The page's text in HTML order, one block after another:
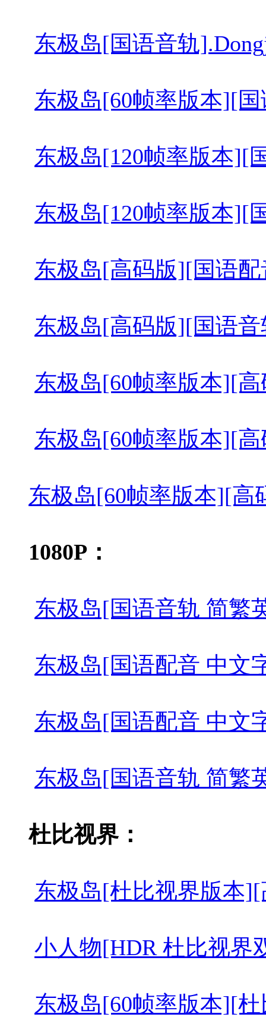
东极岛[国语音轨
东极岛[60帧率版本][国
东极岛[120帧率版本][
东极岛[120帧率版本][
东极岛[高码版][国语配
东极岛[高码版][国语音
东极岛[60帧率版本][高
东极岛[60帧率版本][高
东极岛[60帧率版本][高
1080P：
东极岛[国语音轨 简繁
东极岛[国语配音 中文
东极岛[国语配音 中文
东极岛[国语音轨 简繁
杜比视界：
东极岛[杜比视界版本][
小人物[HDR 杜比视界
东极岛[60帧率版本][杜